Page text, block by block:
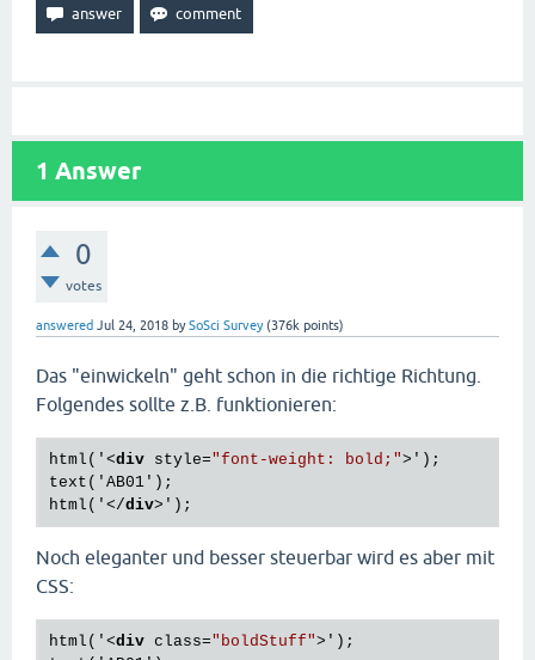
1 Answer
0
votes
answered Jul 24, 2018 bySoSci Survey (376k points)
Das "einwickeln" geht schon in die richtige Richtung.
Folgendes sollte z.B. funktionieren:
html(' <div style="font-weight: bold;"> ');
text('AB01');
html(' </div>
Noch eleganter und besser steuerbar wird es aber mit
CSS:
html(' <div class="boldStuff"> ');